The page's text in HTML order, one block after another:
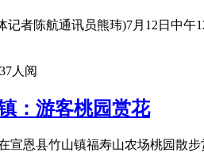
记者陈航通讯员熊玮)7月12日中
人阅
：游客桃园赏花
宣恩县竹山镇福寿山农场桃园散